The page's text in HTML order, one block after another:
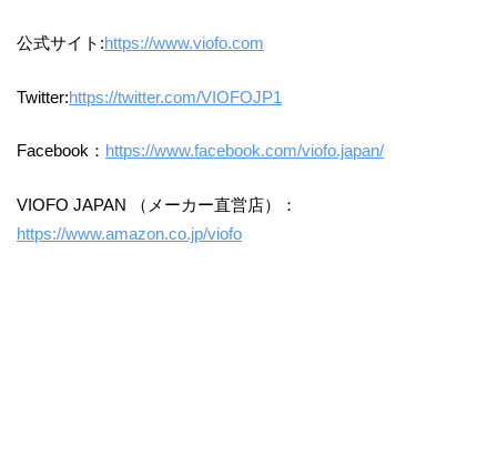
公式サイト:https://www.viofo.com
Twitter:https://twitter.com/VIOFOJP1
Facebook： https://www.facebook.com/viofo.japan/
VIOFO JAPAN （メーカー直営店）：
https://www.amazon.co.jp/viofo